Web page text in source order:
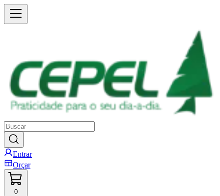
Entrar
Orçar
0